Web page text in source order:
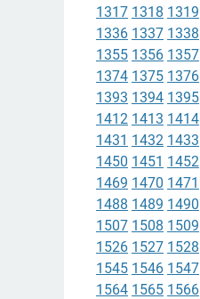
1317 1318 1319
1336 1337 1338
1355 1356 1357
1374 1375 1376
1393 1394 1395
1412 1413 1414
1431 1432 1433
1450 1451 1452
1469 1470 1471
1488 1489 1490
1507 1508 1509
1526 1527 1528
1545 1546 1547
1564 1565 1566